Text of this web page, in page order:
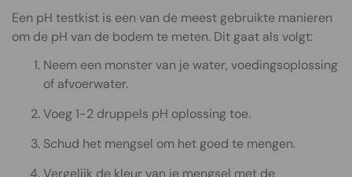
Een pH testkist is een van de meest gebruikte manieren
om de pH van de bodem te meten. Dit gaat als volgt:
Neem een monster van je water, voedingsoplossing
of afvoerwater.
Voeg 1-2 druppels pH oplossing toe.
Schud het mengsel om het goed te mengen.
Vergelijk de kleur van je mengsel met de